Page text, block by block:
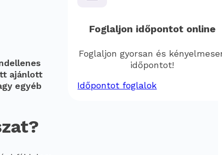
ajánlott
egyéb
Foglaljon időpontot online
Foglaljon gyorsan és
időpontot!
Időpontot foglalok